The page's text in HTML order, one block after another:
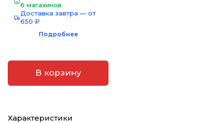
6 магазинов
Доставка завтра — от
650 ₽
Подробнее
В корзину
Характеристики